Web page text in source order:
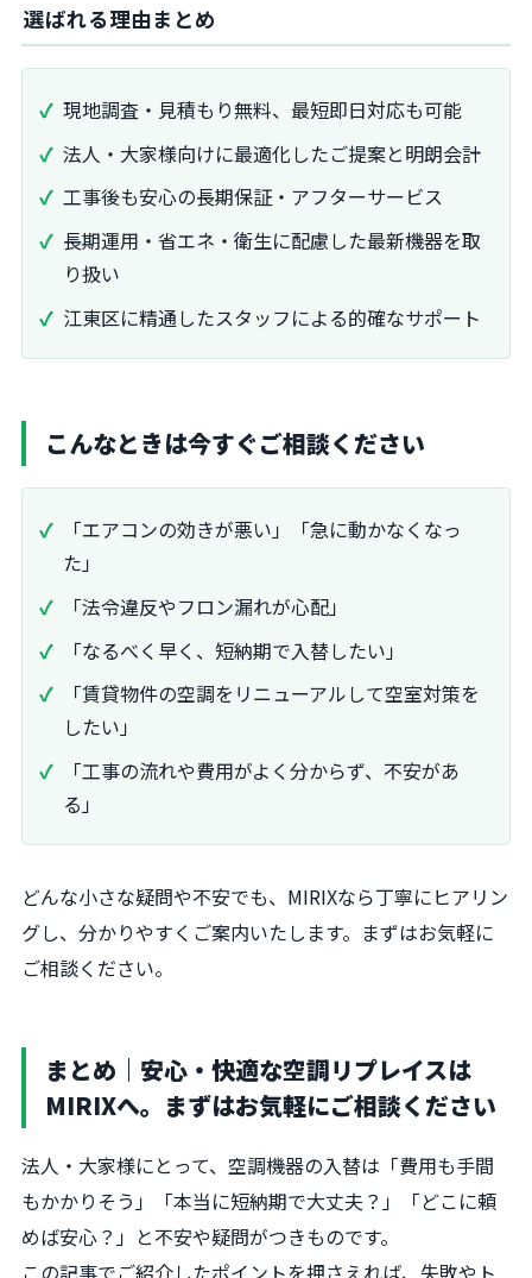
選ばれる理由まとめ
現地調査・見積もり無料、最短即日対応も可能
法人・大家様向けに最適化したご提案と明朗会計
工事後も安心の長期保証・アフターサービス
長期運用・省エネ・衛生に配慮した最新機器を取
り扱い
江東区に精通したスタッフによる的確なサポート
こんなときは今すぐご相談ください
「エアコンの効きが悪い」「急に動かなくなっ
た」
「法令違反やフロン漏れが心配」
「なるべく早く、短納期で入替したい」
「賃貸物件の空調をリニューアルして空室対策を
したい」
「工事の流れや費用がよく分からず、不安があ
る」
どんな小さな疑問や不安でも、MIRIXなら丁寧にヒアリン
グし、分かりやすくご案内いたします。まずはお気軽に
ご相談ください。
まとめ｜安心・快適な空調リプレイスは
MIRIXへ。まずはお気軽にご相談ください
法人・大家様にとって、空調機器の入替は「費用も手間
もかかりそう」「本当に短納期で大丈夫？」「どこに頼
めば安心？」と不安や疑問がつきものです。
この記事でご紹介したポイントを押さえれば、失敗やト